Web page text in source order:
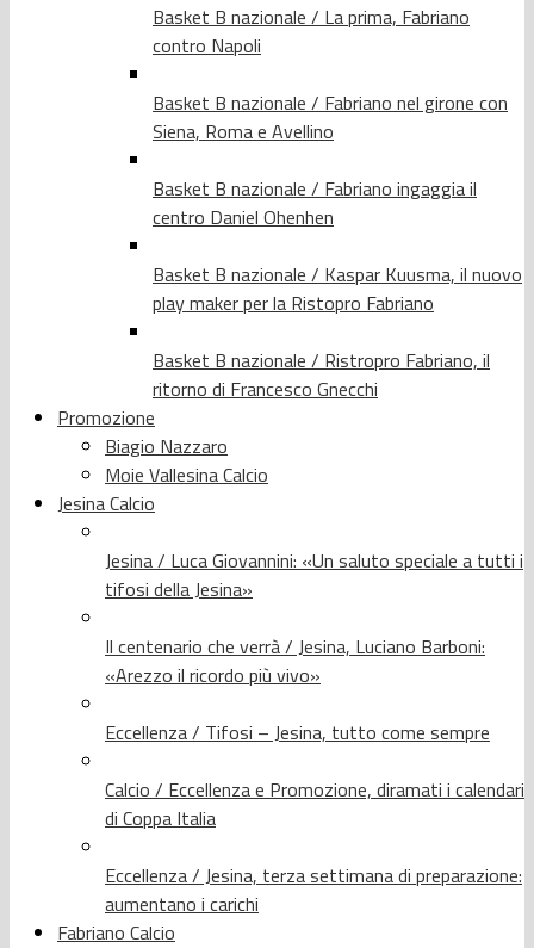
Basket B nazionale / La prima, Fabriano
contro Napoli
Basket B nazionale / Fabriano nel girone con
Siena, Roma e Avellino
Basket B nazionale / Fabriano ingaggia il
centro Daniel Ohenhen
Basket B nazionale / Kaspar Kuusma, il nuovo
play maker per la Ristopro Fabriano
Basket B nazionale / Ristropro Fabriano, il
ritorno di Francesco Gnecchi
Promozione
Biagio Nazzaro
Moie Vallesina Calcio
Jesina Calcio
Jesina / Luca Giovannini: «Un saluto speciale a tutti i
tifosi della Jesina»
Il centenario che verrà / Jesina, Luciano Barboni:
«Arezzo il ricordo più vivo»
Eccellenza / Tifosi – Jesina, tutto come sempre
Calcio / Eccellenza e Promozione, diramati i calendari
di Coppa Italia
Eccellenza / Jesina, terza settimana di preparazione:
aumentano i carichi
Fabriano Calcio